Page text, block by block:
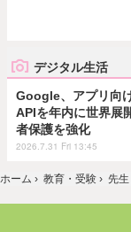
デジタル生活
Google、アプリ向
APIを年内に世界展
者保護を強化
2026.7.31 Fri 13:45
ホーム › 教育・受験 › 先生